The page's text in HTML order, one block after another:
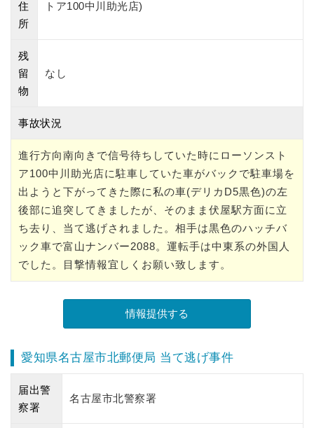
住
所
トア100中川助光店)
残
留
物
なし
事故状況
進行方向南向きで信号待ちしていた時にローソンスト
ア100中川助光店に駐車していた車がバックで駐車場を
出ようと下がってきた際に私の車(デリカD5黒色)の左
後部に追突してきましたが、そのまま伏屋駅方面に立
ち去り、当て逃げされました。相手は黒色のハッチバ
ック車で富山ナンバー2088。運転手は中東系の外国人
でした。目撃情報宜しくお願い致します。
愛知県名古屋市北郵便局 当て逃げ事件
届出警
察署
名古屋市北警察署